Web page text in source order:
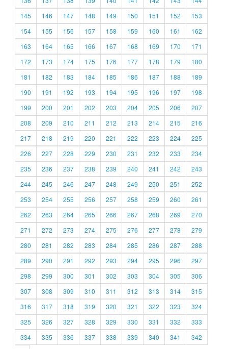
145
146 147 148 149 150 151 152
153
154
155 156 157 158 159 160 161
162
163
164 165 166 167 168 169 170
171
172
173 174 175 176 177 178 179
180
181
182 183 184 185 186 187 188
189
190
191 192 193 194 195 196 197
198
199
200 201 202 203 204 205 206
207
208
209 210 211 212 213 214 215
216
217
218 219 220 221 222 223 224
225
226
227 228 229 230 231 232 233
234
235
236 237 238 239 240 241 242
243
244
245 246 247 248 249 250 251
252
253
254 255 256 257 258 259 260
261
262
263 264 265 266 267 268 269
270
271
272 273 274 275 276 277 278
279
280
281 282 283 284 285 286 287
288
289
290 291 292 293 294 295 296
297
298
299 300 301 302 303 304 305
306
307
308 309 310 311 312 313 314
315
316
317 318 319 320 321 322 323
324
325
326 327 328 329 330 331 332
333
334
335 336 337 338 339 340 341
342